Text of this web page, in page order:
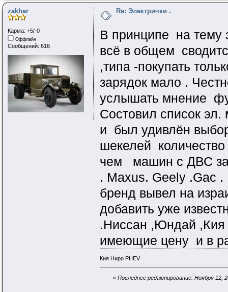
zakhar
Карма: +5/-0
Оффлайн
Сообщений: 616
Re: Электрички .
В принципе на тему
всё в общем
,типа -покупать
зарядок мало .
услышать мнение
Состовил список
и был удивлён
шекелей
чем машин с ДВС за
. Maxus. Geely .Gac
бренд вывел на
добавить уже
.Ниссан ,Юндай
имеющие цену и в
Кия Ниро PHEV
« Последнее редактирование: Ноября 12,